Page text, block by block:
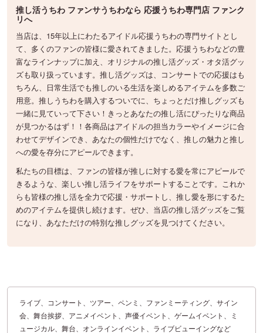
推し活うちわ ファンサうちわなら 応援うちわ専門店 ファンク
リへ
当店は、15年以上にわたるアイドル応援うちわの専門サイトとし
て、多くのファンの皆様に愛されてきました。応援うちわなどの豊
富なラインナップに加え、オリジナルの推し活グッズ・オタ活グッ
ズも取り扱っています。推し活グッズは、コンサートでの応援はも
ちろん、日常生活でも推しのいる生活を楽しめるアイテムを多数ご
用意。推しうちわを購入するついでに、ちょっとだけ推しグッズも
一緒に見ていって下さい！きっとあなたの推し活にぴったりな商品
が見つかるはず！！各商品はアイドルの担当カラーやイメージに合
わせてデザインでき、あなたの個性だけでなく、推しの魅力と推し
への愛を存分にアピールできます。
私たちの目標は、ファンの皆様が推しに対する愛を常にアピールで
きるような、楽しい推し活ライフをサポートすることです。これか
らも皆様の推し活を全力で応援・サポートし、推し愛を形にするた
めのアイテムを提供し続けます。ぜひ、当店の推し活グッズをご覧
になり、あなただけの特別な推しグッズを見つけてください。
ライブ、コンサート、ツアー、ペンミ、ファンミーティング、サイン
会、舞台挨拶、アニメイベント、声優イベント、ゲームイベント、ミ
ュージカル、舞台、オンラインイベント、ライブビューイングなど